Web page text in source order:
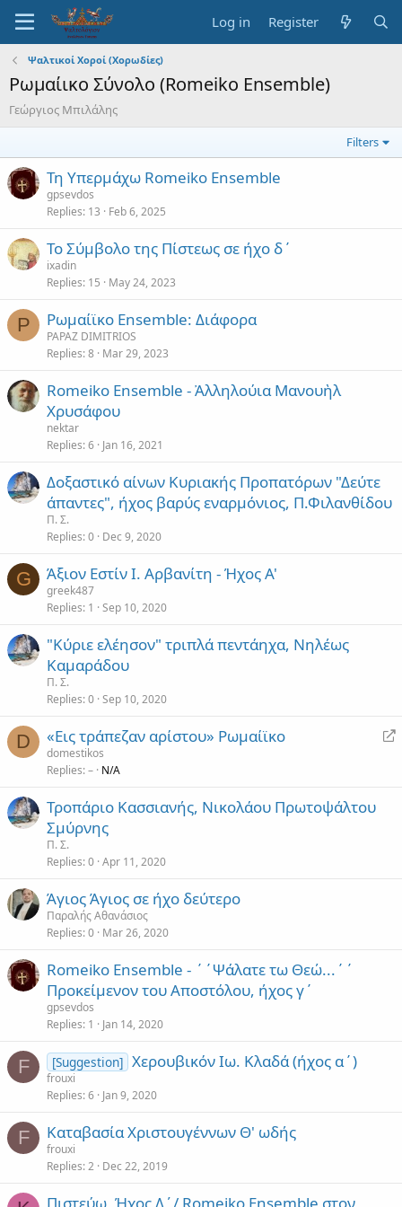
Log in Register
Ψαλτικοί Χοροί (Χορωδίες)
Ρωμαίικο Σύνολο (Romeiko Ensemble)
Γεώργιος Μπιλάλης
Filters
Τη Υπερμάχω Romeiko Ensemble
gpsevdos
Replies 13 Feb 6, 2025
Το Σύμβολο της Πίστεως σε ήχο δ΄
ixadin
Replies 15 May 24, 2023
P Ρωμαίϊκο Ensemble: Διάφορα
PAPAZ DIMITRIOS
Replies 8 Mar 29, 2023
Romeiko Ensemble - Ἀλληλούια Μανουὴλ
Χρυσάφου
nektar
Replies 6 Jan 16, 2021
Δοξαστικό αίνων Κυριακής Προπατόρων "Δεύτε
άπαντες", ήχος βαρύς εναρμόνιος, Π.Φιλανθίδου
Π. Σ.
Replies 0 Dec 9, 2020
G Άξιον Εστίν Ι. Αρβανίτη - Ήχος Α'
greek487
Replies 1 Sep 10, 2020
"Κύριε ελέησον" τριπλά πεντάηχα, Νηλέως
Καμαράδου
Π. Σ.
Replies 0 Sep 10, 2020
D
R
«Εις τράπεζαν αρίστου» Ρωμαίϊκο
domestikos
Replies – N/A
Τροπάριο Κασσιανής, Νικολάου Πρωτοψάλτου
Σμύρνης
Π. Σ.
Replies 0 Apr 11, 2020
Άγιος Άγιος σε ήχο δεύτερο
Παραλής Αθανάσιος
Replies 0 Mar 26, 2020
Romeiko Ensemble - ΄΄Ψάλατε τω Θεώ...΄΄
Προκείμενον του Αποστόλου, ήχος γ΄
gpsevdos
Replies 1 Jan 14, 2020
F [Suggestion] Χερουβικόν Ιω. Κλαδά (ήχος α΄)
frouxi
Replies 6 Jan 9, 2020
F Καταβασία Χριστουγέννων Θ' ωδής
frouxi
Replies 2 Dec 22, 2019